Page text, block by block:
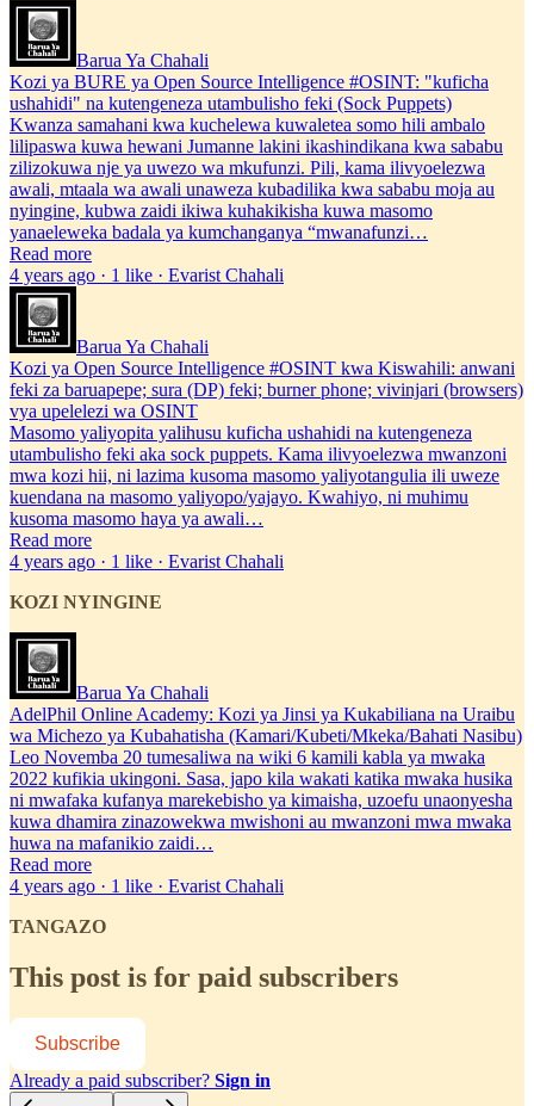
Barua Ya Chahali
Kozi ya BURE ya Open Source Intelligence #OSINT: "kuficha
ushahidi" na kutengeneza utambulisho feki (Sock Puppets)
Kwanza samahani kwa kuchelewa kuwaletea somo hili ambalo
lilipaswa kuwa hewani Jumanne lakini ikashindikana kwa sababu
zilizokuwa nje ya uwezo wa mkufunzi. Pili, kama ilivyoelezwa
awali, mtaala wa awali unaweza kubadilika kwa sababu moja au
nyingine, kubwa zaidi ikiwa kuhakikisha kuwa masomo
yanaeleweka badala ya kumchanganya “mwanafunzi…
Read more
4 years ago · 1 like · Evarist Chahali
Barua Ya Chahali
Kozi ya Open Source Intelligence #OSINT kwa Kiswahili: anwani
feki za baruapepe; sura (DP) feki; burner phone; vivinjari (browsers)
vya upelelezi wa OSINT
Masomo yaliyopita yalihusu kuficha ushahidi na kutengeneza
utambulisho feki aka sock puppets. Kama ilivyoelezwa mwanzoni
mwa kozi hii, ni lazima kusoma masomo yaliyotangulia ili uweze
kuendana na masomo yaliyopo/yajayo. Kwahiyo, ni muhimu
kusoma masomo haya ya awali…
Read more
4 years ago · 1 like · Evarist Chahali
KOZI NYINGINE
Barua Ya Chahali
AdelPhil Online Academy: Kozi ya Jinsi ya Kukabiliana na Uraibu
wa Michezo ya Kubahatisha (Kamari/Kubeti/Mkeka/Bahati Nasibu)
Leo Novemba 20 tumesaliwa na wiki 6 kamili kabla ya mwaka
2022 kufikia ukingoni. Sasa, japo kila wakati katika mwaka husika
ni mwafaka kufanya marekebisho ya kimaisha, uzoefu unaonyesha
kuwa dhamira zinazowekwa mwishoni au mwanzoni mwa mwaka
huwa na mafanikio zaidi…
Read more
4 years ago · 1 like · Evarist Chahali
TANGAZO
This post is for paid subscribers
Subscribe
Already a paid subscriber? Sign in